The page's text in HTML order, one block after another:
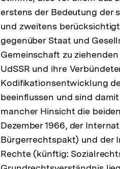
erstens der Bedeutung der
und zweitens
gegenüber Staat und
Gemeinschaft zu
UdSSR und ihre
Kodifikationsentwicklung
beeinflussen und sind
mancher Hinsicht die
Dezember 1966, der
Bürgerrechtspakt) und der
Rechte (künftig: